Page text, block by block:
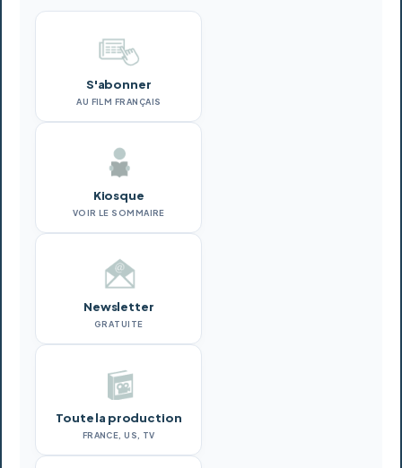
S'abonner
AU FILM FRANÇAIS
Kiosque
VOIR LE SOMMAIRE
Newsletter
GRATUITE
Toute la production
FRANCE, US, TV